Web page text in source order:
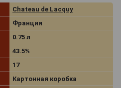
Chateau de Lacquy
Франция
0.75 л
43.5%
17
Картонная коробка